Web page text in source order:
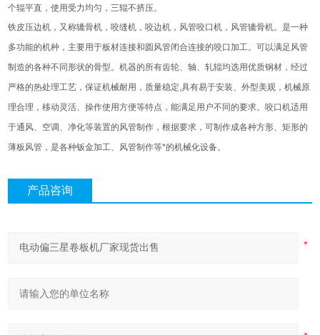
个辊平直，使用受力均匀，三辊不挤压。
铁皮压边机，又称辘骨机，咬缝机，咬边机，风管咬口机，风管辘骨机。是一种
多功能的机种，主要用于板材连接和圆风管闭合连接的咬口加工。可以满足风管
制造的各种不同形状的骨型。机器的所有齿轮、轴、轧辊均选用优质钢材，经过
严格的热处理工艺，保证机械耐用，质量稳定,具有易于安装、外型美观，机械原
理合理，移动灵活、操作使用方便等特点，能满足用户不同的要求。咬口机适用
于通风、空调、净化等装置的风管制作，根据要求，可制作成各种方形、矩形的
薄板风管，是各种钣金加工、风管制作等*的机械化设备。
产品咨询